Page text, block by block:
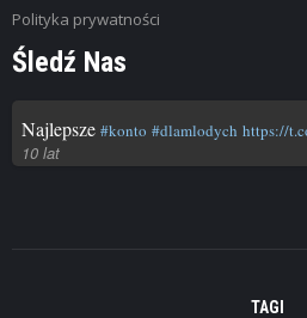
Polityka prywatności
Śledź Nas
Najlepsze #konto #dlamlodych https://
10 lat
TAGI